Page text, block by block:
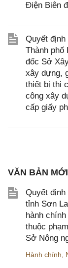
Điện Biên
Quyết
Thành phố
đốc Sở
xây dựng,
thiết bị thi
công xây
cấp giấy
VĂN BẢN
Quyết
tỉnh Sơn
hành
thuộc
Sở Nông
Hành chính